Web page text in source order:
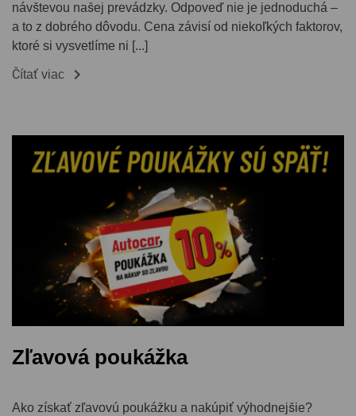
návštevou našej prevádzky. Odpoveď nie je jednoduchá –
a to z dobrého dôvodu. Cena závisí od niekoľkých faktorov,
ktoré si vysvetlíme ni [...]
Čítať viac 
Zľavová poukážka
Ako získať zľavovú poukážku a nakúpiť výhodnejšie?